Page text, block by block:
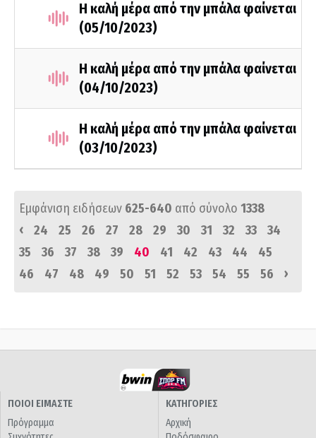
Η καλή μέρα από την μπάλα φαίνεται
(05/10/2023)
Η καλή μέρα από την μπάλα φαίνεται
(04/10/2023)
Η καλή μέρα από την μπάλα φαίνεται
(03/10/2023)
Εμφάνιση ειδήσεων 625-640 από σύνολο 1338
‹
24 25 26 27 28 29 30 31 32 33
34
35
36 37 38 39 40 41 42 43 44
45
46
47 48 49 50 51 52 53 54 55 56 ›
ΠΟΙΟΙ ΕΙΜΑΣΤΕ
Πρόγραμμα
ΚΑΤΗΓΟΡΙΕΣ
Αρχική